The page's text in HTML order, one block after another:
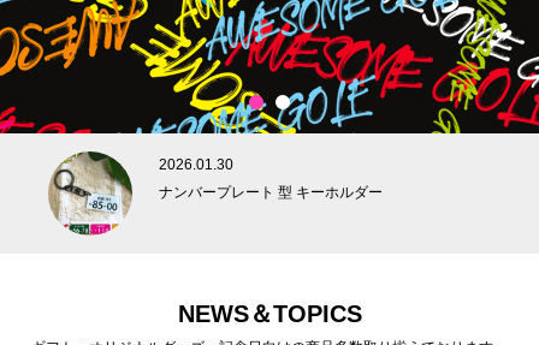
1 2
2026.01.30
ナンバープレート 型 キーホルダー
NEWS＆TOPICS